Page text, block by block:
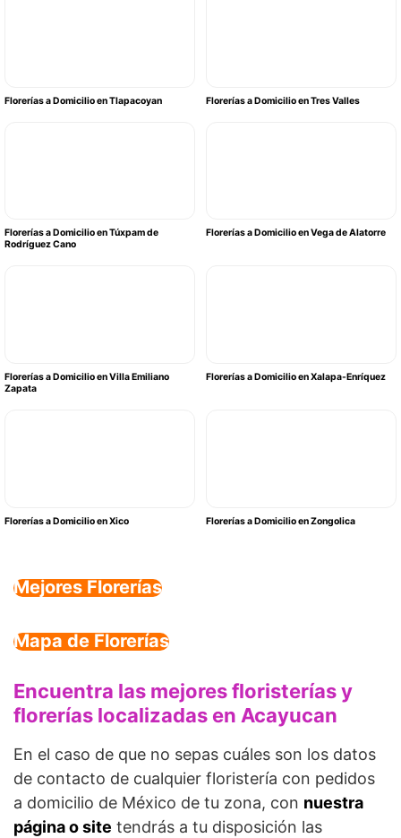
Florerías a Domicilio en Tlapacoyan Florerías a Domicilio en Tres Valles
Florerías a Domicilio en Túxpam de
Rodríguez Cano
Florerías a Domicilio en Vega de Alatorre
Florerías a Domicilio en Villa Emiliano
Zapata
Florerías a Domicilio en Xalapa-Enríquez
Florerías a Domicilio en Xico Florerías a Domicilio en Zongolica
Mejores Florerías
Mapa de Florerías
Encuentra las mejores floristerías y
florerías localizadas en Acayucan
En el caso de que no sepas cuáles son los datos
de contacto de cualquier floristería con pedidos
a domicilio de México de tu zona, con nuestra
página o site tendrás a tu disposición las